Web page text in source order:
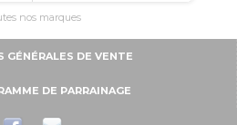
nos marques
GÉNÉRALES DE VENTE
DE PARRAINAGE